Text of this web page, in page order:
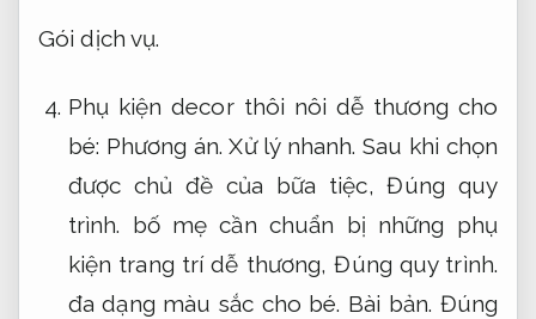
Gói dịch vụ.
Phụ kiện decor thôi nôi dễ thương cho
bé: Phương án. Xử lý nhanh. Sau khi chọn
được chủ đề của bữa tiệc,Đúng quy
trình. bố mẹ cần chuẩn bị những phụ
kiện trang trí dễ thương,Đúng quy trình.
đa dạng màu sắc cho bé. Bài bản. Đúng